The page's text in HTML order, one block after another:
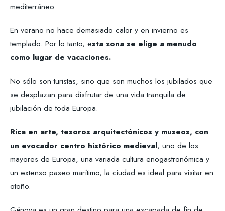
mediterráneo.
En verano no hace demasiado calor y en invierno es
templado. Por lo tanto, esta zona se elige a menudo
como lugar de vacaciones.
No sólo son turistas, sino que son muchos los jubilados que
se desplazan para disfrutar de una vida tranquila de
jubilación de toda Europa.
Rica en arte, tesoros arquitectónicos y museos, con
un evocador centro histórico medieval, uno de los
mayores de Europa, una variada cultura enogastronómica y
un extenso paseo marítimo, la ciudad es ideal para visitar en
otoño.